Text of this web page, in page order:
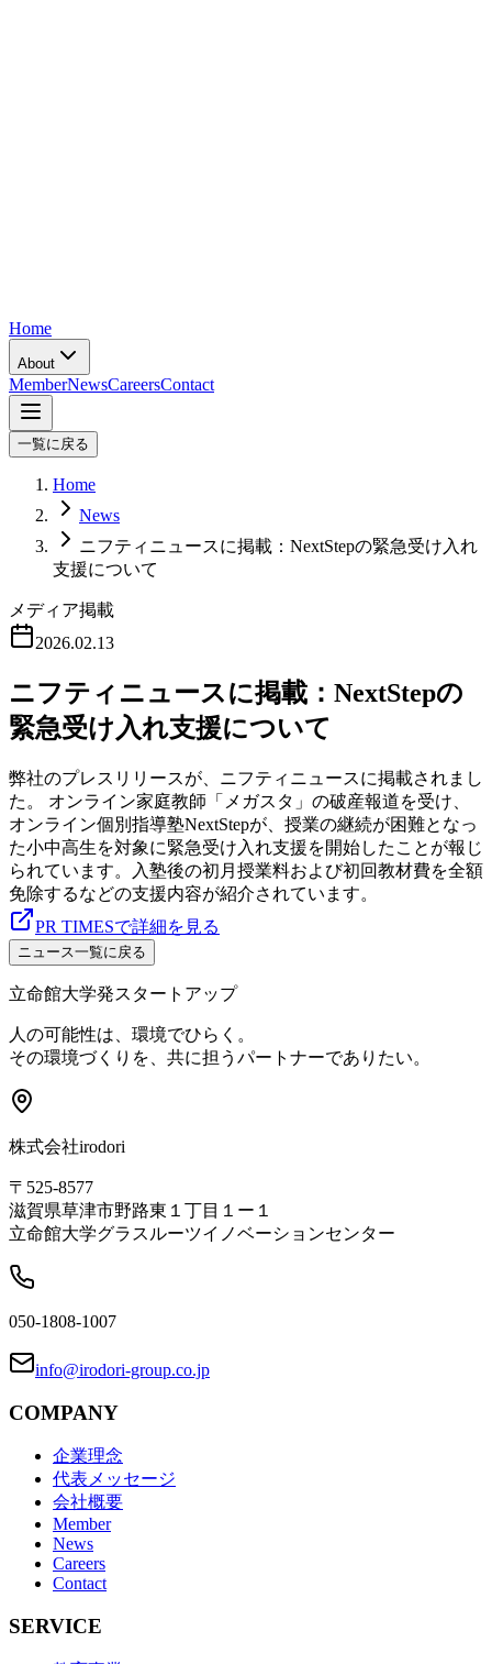
Home
About
MemberNewsCareersContact
一覧に戻る
Home
News
ニフティニュースに掲載：NextStepの緊急受け入れ
支援について
メディア掲載
2026.02.13
ニフティニュースに掲載：NextStepの
緊急受け入れ支援について
弊社のプレスリリースが、ニフティニュースに掲載されまし
た。 オンライン家庭教師「メガスタ」の破産報道を受け、
オンライン個別指導塾NextStepが、授業の継続が困難となっ
た小中高生を対象に緊急受け入れ支援を開始したことが報じ
られています。入塾後の初月授業料および初回教材費を全額
免除するなどの支援内容が紹介されています。
PR TIMESで詳細を見る
ニュース一覧に戻る
立命館大学発スタートアップ
人の可能性は、環境でひらく。
その環境づくりを、共に担うパートナーでありたい。
株式会社irodori
〒525-8577
滋賀県草津市野路東１丁目１ー１
立命館大学グラスルーツイノベーションセンター
050-1808-1007
info@irodori-group.co.jp
COMPANY
企業理念
代表メッセージ
会社概要
Member
News
Careers
Contact
SERVICE